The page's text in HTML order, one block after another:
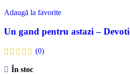
Adaugă la favorite
Un gand pentru astazi –
(0)
În stoc